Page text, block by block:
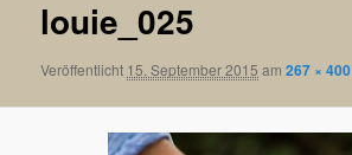
louie_025
Veröffentlicht 15. September 2015 am267 × 400